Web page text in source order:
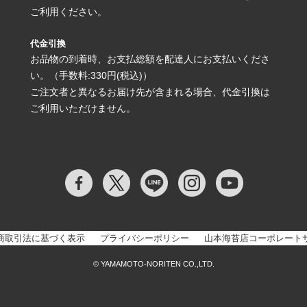
ご利用ください。
代金引換
お品物の到着時、お支払総額を配達人にお支払いくださ
い。（手数料:330円(税込)）
ご注文者と異なるお届け先が含まれる場合、代金引換は
ご利用いただけません。
取引法に基づく表示 プライバシーポリシー 山本海苔店コーポレート
© YAMAMOTO-NORITEN CO.,LTD.